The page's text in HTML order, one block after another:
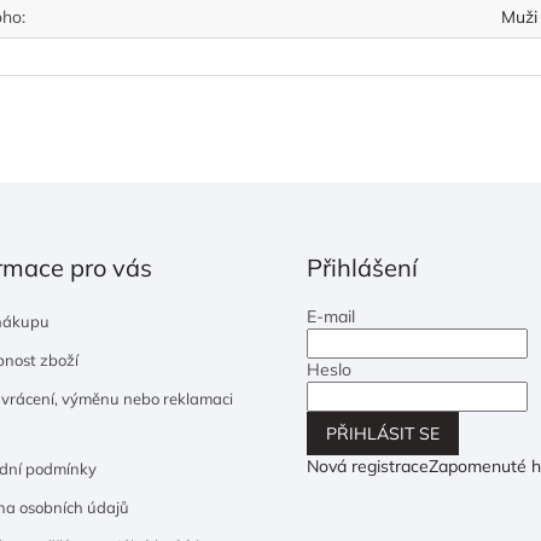
: Muži
pro vás
zboží
vrácení, výměnu nebo reklamaci
podmínky
osobních údajů
Přihlášení
E-mail
Heslo
PŘIHLÁSIT SE
Nová registraceZapomenuté